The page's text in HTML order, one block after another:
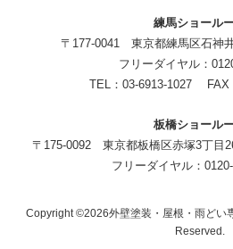
練馬ショール
〒177-0041 東京都練馬区石神
フリーダイヤル：
TEL：03-6913-1027 FAX
板橋ショール
〒175-0092 東京都板橋区赤塚3丁目
フリーダイヤル：
Copyright ©2026外壁塗装・屋根・雨どい
Reserved.